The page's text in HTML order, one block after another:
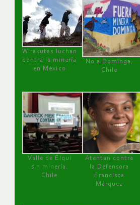
Wirakutas luchan
contra la minería
en México
No a Dominga,
Chile
Valle de Elqui
sin minería.
Chile
Atentan contra
la Defensora
Francisca
Márquez